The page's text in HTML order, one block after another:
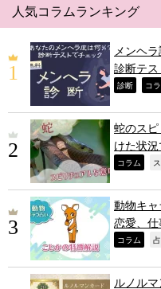
人気コラムランキング
メンヘ
診断テス
診断 コ
蛇のス
けた状況
コラム
動物キ
恋愛、仕
コラム
ルノル